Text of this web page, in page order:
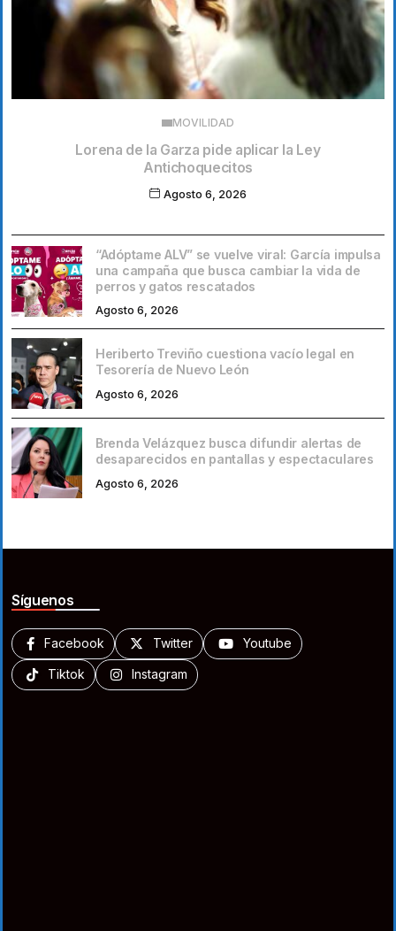
MOVILIDAD
Lorena de la Garza pide aplicar la Ley
Antichoquecitos
Agosto 6, 2026
“Adóptame ALV” se vuelve viral: García impulsa
una campaña que busca cambiar la vida de
perros y gatos rescatados
Agosto 6, 2026
Heriberto Treviño cuestiona vacío legal en
Tesorería de Nuevo León
Agosto 6, 2026
Brenda Velázquez busca difundir alertas de
desaparecidos en pantallas y espectaculares
Agosto 6, 2026
Síguenos
Facebook Twitter Youtube
Tiktok Instagram